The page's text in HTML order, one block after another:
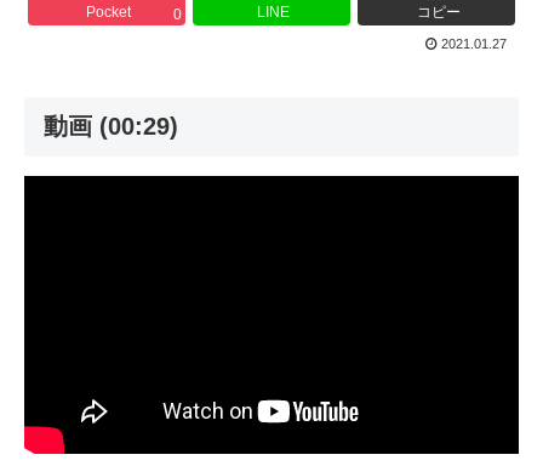
Pocket 0 LINE コピー
2021.01.27
動画 (00:29)